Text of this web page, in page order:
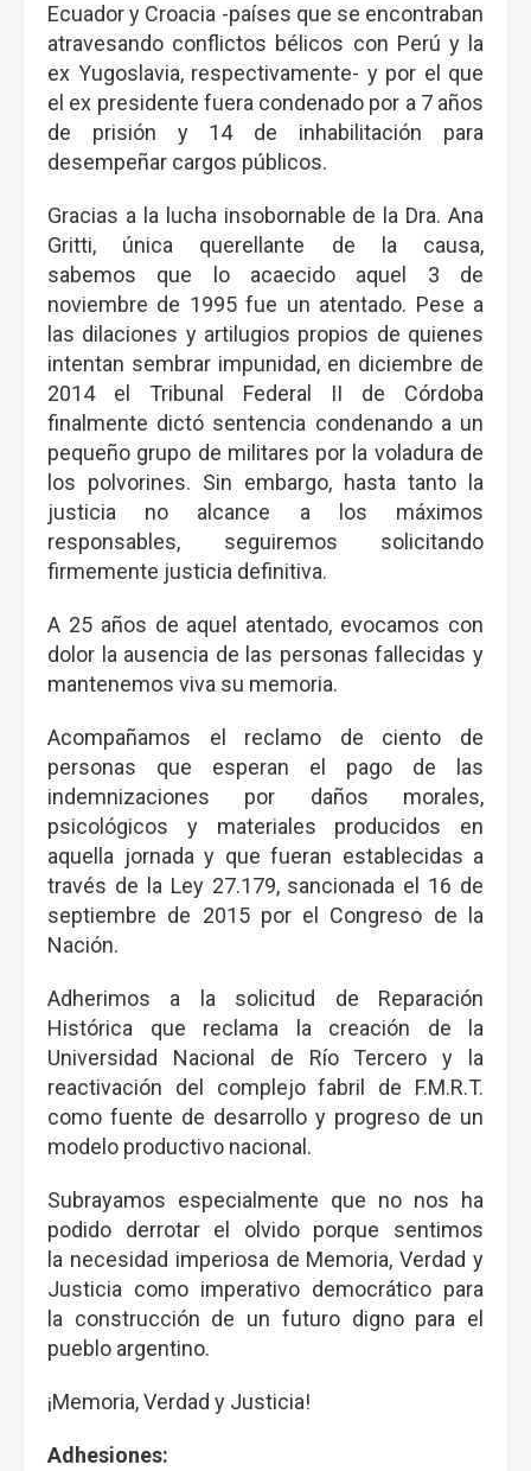
Ecuador y Croacia -países que se encontraban
atravesando conflictos bélicos con Perú y la
ex Yugoslavia, respectivamente- y por el que
el ex presidente fuera condenado por a 7 años
de prisión y 14 de inhabilitación para
desempeñar cargos públicos.
Gracias a la lucha insobornable de la Dra. Ana
Gritti, única querellante de la causa,
sabemos que lo acaecido aquel 3 de
noviembre de 1995 fue un atentado. Pese a
las dilaciones y artilugios propios de quienes
intentan sembrar impunidad, en diciembre de
2014 el Tribunal Federal II de Córdoba
finalmente dictó sentencia condenando a un
pequeño grupo de militares por la voladura de
los polvorines. Sin embargo, hasta tanto la
justicia no alcance a los máximos
responsables, seguiremos solicitando
firmemente justicia definitiva.
A 25 años de aquel atentado, evocamos con
dolor la ausencia de las personas fallecidas y
mantenemos viva su memoria.
Acompañamos el reclamo de ciento de
personas que esperan el pago de las
indemnizaciones por daños morales,
psicológicos y materiales producidos en
aquella jornada y que fueran establecidas a
través de la Ley 27.179, sancionada el 16 de
septiembre de 2015 por el Congreso de la
Nación.
Adherimos a la solicitud de Reparación
Histórica que reclama la creación de la
Universidad Nacional de Río Tercero y la
reactivación del complejo fabril de F.M.R.T.
como fuente de desarrollo y progreso de un
modelo productivo nacional.
Subrayamos especialmente que no nos ha
podido derrotar el olvido porque sentimos
la necesidad imperiosa de Memoria, Verdad y
Justicia como imperativo democrático para
la construcción de un futuro digno para el
pueblo argentino.
¡Memoria, Verdad y Justicia!
Adhesiones: